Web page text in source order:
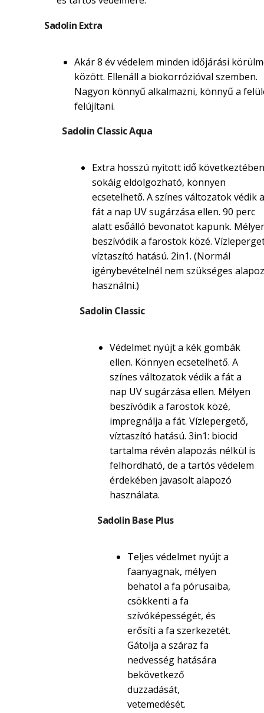
Sadolin Extra
Akár 8 év védelem minden időjárási
között. Ellenáll a biokorrózióval szemben.
Nagyon könnyű alkalmazni, könnyű a
felújítani.
Sadolin Classic Aqua
Extra hosszú nyitott idő következtében
sokáig eldolgozható, könnyen
ecsetelhető. A színes változatok védik a
fát a nap UV sugárzása ellen. 90 perc
alatt esőálló bevonatot kapunk.
beszívódik a farostok közé.
víztaszító hatású. 2in1. (Normál
igénybevételnél nem szükséges
használni.)
Sadolin Classic
Védelmet nyújt a kék gombák
ellen. Könnyen ecsetelhető. A
színes változatok védik a fát a
nap UV sugárzása ellen. Mélyen
beszívódik a farostok közé,
impregnálja a fát. Vízlepergető,
víztaszító hatású. 3in1: biocid
tartalma révén alapozás nélkül is
felhordható, de a tartós védelem
érdekében javasolt alapozó
használata.
Sadolin Base Plus
Teljes védelmet nyújt a
faanyagnak, mélyen
behatol a fa pórusaiba,
csökkenti a fa
szívóképességét, és
erősíti a fa szerkezetét.
Gátolja a száraz fa
nedvesség hatására
bekövetkező
duzzadását,
vetemedését.